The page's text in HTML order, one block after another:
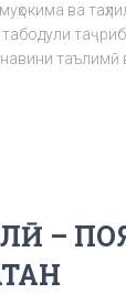
ва
таълимӣ
–